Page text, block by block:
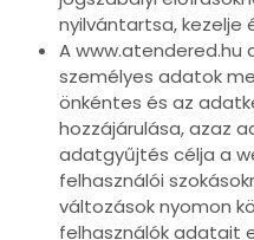
nyilvántartsa, kezelje
A
személyes adatok
önkéntes és az
hozzájárulása, azaz
adatgyűjtés célja a
felhasználói
változások nyomon
felhasználók adatait